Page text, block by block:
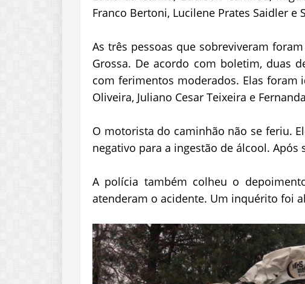
Franco Bertoni, Lucilene Prates Saidler e
As três pessoas que sobreviveram
Grossa. De acordo com boletim, duas
com ferimentos moderados. Elas foram
Oliveira, Juliano Cesar Teixeira e
O motorista do caminhão não se feriu.
negativo para a ingestão de álcool.
A polícia também colheu o
atenderam o acidente. Um inquérito foi